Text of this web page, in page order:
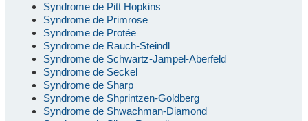
Syndrome de Pitt Hopkins
Syndrome de Primrose
Syndrome de Protée
Syndrome de Rauch-Steindl
Syndrome de Schwartz-Jampel-Aberfeld
Syndrome de Seckel
Syndrome de Sharp
Syndrome de Shprintzen-Goldberg
Syndrome de Shwachman-Diamond